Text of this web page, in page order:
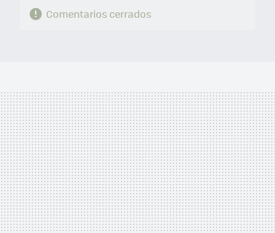
Comentarios cerrados